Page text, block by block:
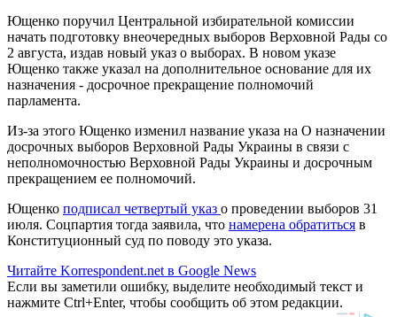
Ющенко поручил Центральной избирательной комиссии
начать подготовку внеочередных выборов Верховной Рады со
2 августа, издав новый указ о выборах. В новом указе
Ющенко также указал на дополнительное основание для их
назначения - досрочное прекращение полномочий
парламента.
Из-за этого Ющенко изменил название указа на О назначении
досрочных выборов Верховной Рады Украины в связи с
неполномочностью Верховной Рады Украины и досрочным
прекращением ее полномочий.
Ющенко подписал четвертый указ о проведении выборов 31
июля. Соцпартия тогда заявила, что намерена обратиться в
Конституционный суд по поводу это указа.
Читайте Korrespondent.net в Google News
Если вы заметили ошибку, выделите необходимый текст и
нажмите Ctrl+Enter, чтобы сообщить об этом редакции.